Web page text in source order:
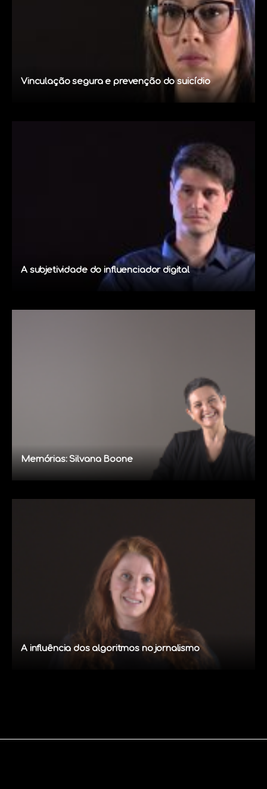
Vinculação segura e prevenção do suicídio
A subjetividade do influenciador digital
Memórias: Silvana Boone
A influência dos algoritmos no jornalismo